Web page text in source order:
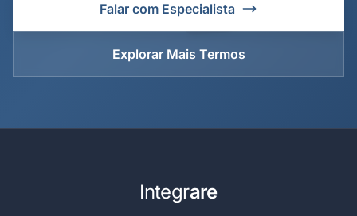
Falar com Especialista
Explorar Mais Termos
Integrare